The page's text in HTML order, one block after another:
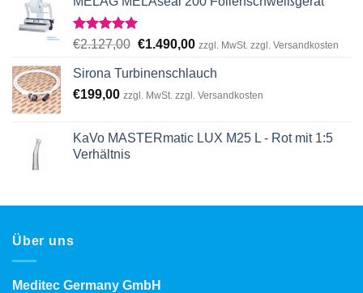
Rated5.00
€2.127,00 Original
was:
€2.127,00.
€1.490,00Current
is:
€1.490,00.
zzgl. MwSt. zzgl. Versandkosten
Sirona Turbinenschlauch
€199,00 zzgl. MwSt. zzgl. Versandkosten
KaVo MASTERmatic LUX M25 L - Rot mit 1:5
Verhältnis
Über uns
Meditec Germany GmbH